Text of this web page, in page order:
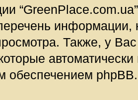
информации,
Также, у
обеспечением phpBB.